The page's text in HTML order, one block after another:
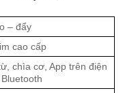
– đẩy
cao cấp
chìa cơ, App trên điện